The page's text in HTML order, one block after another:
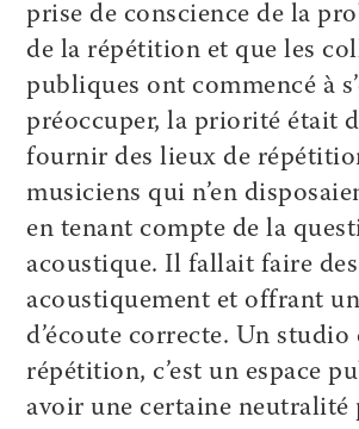
prise de conscience de la
de la répétition et que les
publiques ont commencé à
préoccuper, la priorité était
fournir des lieux de
musiciens qui n’en
en tenant compte de la
acoustique. Il fallait faire
acoustiquement et offrant
d’écoute correcte. Un studio
répétition, c’est un espace
avoir une certaine neutralité